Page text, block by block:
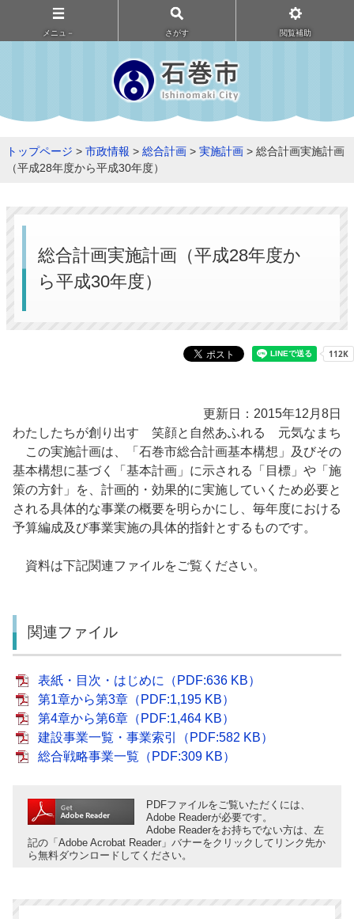
メニュ－ さがす 閲覧補助
トップページ > 市政情報 > 総合計画 > 実施計画 > 総合計画実施計画
（平成28年度から平成30年度）
総合計画実施計画（平成28年度か
ら平成30年度）
更新日：2015年12月8日
わたしたちが創り出す 笑顔と自然あふれる 元気なまち
この実施計画は、「石巻市総合計画基本構想」及びその
基本構想に基づく「基本計画」に示される「目標」や「施
策の方針」を、計画的・効果的に実施していくため必要と
される具体的な事業の概要を明らかにし、毎年度における
予算編成及び事業実施の具体的指針とするものです。
資料は下記関連ファイルをご覧ください。
関連ファイル
表紙・目次・はじめに（PDF:636 KB）
第1章から第3章（PDF:1,195 KB）
第4章から第6章（PDF:1,464 KB）
建設事業一覧・事業索引（PDF:582 KB）
総合戦略事業一覧（PDF:309 KB）
PDFファイルをご覧いただくには、
Adobe Readerが必要です。
Adobe Readerをお持ちでない方は、左
記の「Adobe Acrobat Reader」バナーをクリックしてリンク先か
ら無料ダウンロードしてください。